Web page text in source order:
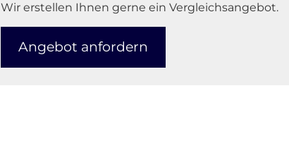
Wir erstellen Ihnen gerne ein Vergleichsangebot.
An­ge­bot an­for­dern